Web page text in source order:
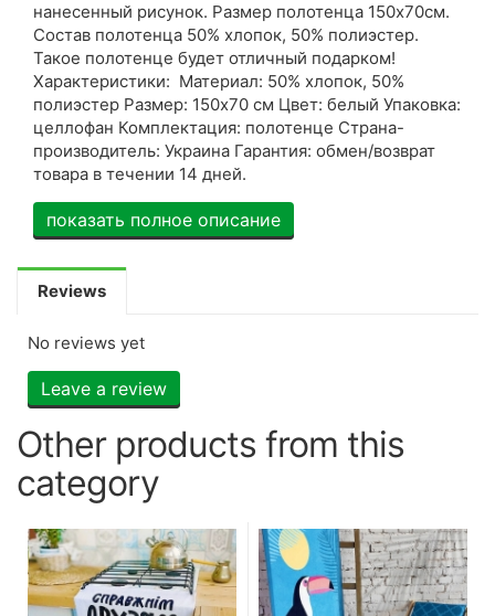
нанесенный рисунок. Размер полотенца 150х70см.
Состав полотенца 50% хлопок, 50% полиэстер.
Такое полотенце будет отличный подарком!
Характеристики: Материал: 50% хлопок, 50%
полиэстер Размер: 150х70 см Цвет: белый Упаковка:
целлофан Комплектация: полотенце Страна-
производитель: Украина Гарантия: обмен/возврат
товара в течении 14 дней.
показать полное описание
Reviews
No reviews yet
Leave a review
Other products from this
category